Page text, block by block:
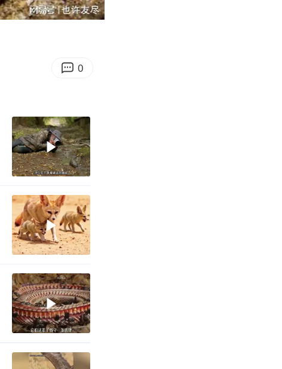
04:28
Enter
0